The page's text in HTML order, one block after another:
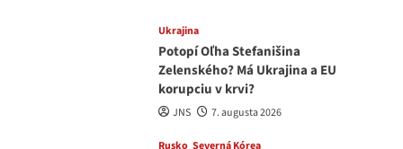
Ukrajina
Potopí Oľha Stefanišina
Zelenského? Má Ukrajina a EU
korupciu v krvi?
JNS 7. augusta 2026